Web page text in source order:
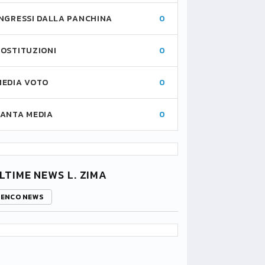
DALLA PANCHINA 0
0
VOTO 0
MEDIA 0
NEWS L. ZIMA
NEWS